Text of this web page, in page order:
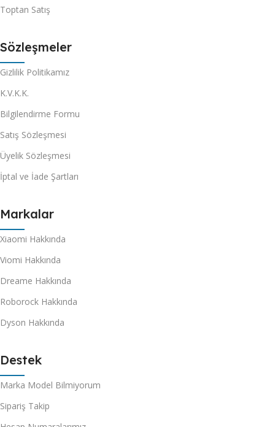
Toptan Satış
Sözleşmeler
Gizlilik Politikamız
K.V.K.K.
Bilgilendirme Formu
Satış Sözleşmesi
Üyelik Sözleşmesi
İptal ve İade Şartları
Markalar
Xiaomi Hakkında
Viomi Hakkında
Dreame Hakkında
Roborock Hakkında
Dyson Hakkında
Destek
Marka Model Bilmiyorum
Sipariş Takip